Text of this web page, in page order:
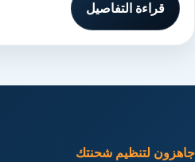
قراءة التفاصيل
جاهزون لتنظيم شحنتك